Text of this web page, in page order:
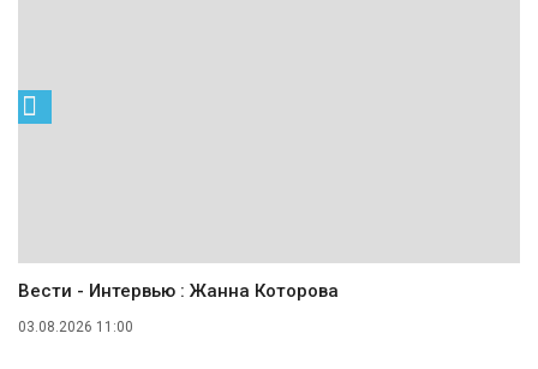
Вести - Интервью : Жанна Которова
03.08.2026 11:00